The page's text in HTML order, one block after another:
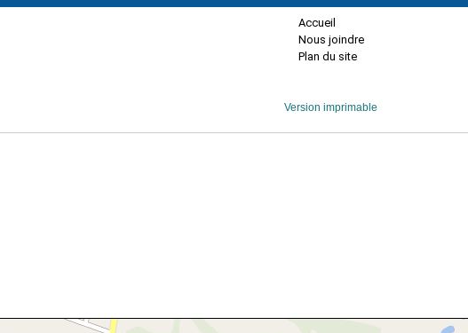
Accueil
Nous joindre
Plan du site
Version imprimable